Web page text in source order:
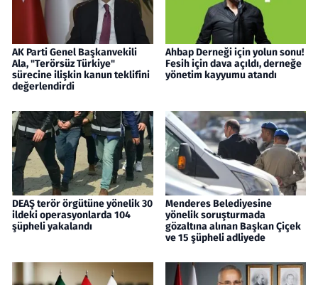
AK Parti Genel Başkanvekili
Ala, "Terörsüz Türkiye"
sürecine ilişkin kanun teklifini
değerlendirdi
Ahbap Derneği için yolun sonu!
Fesih için dava açıldı, derneğe
yönetim kayyumu atandı
DEAŞ terör örgütüne yönelik 30
ildeki operasyonlarda 104
şüpheli yakalandı
Menderes Belediyesine
yönelik soruşturmada
gözaltına alınan Başkan Çiçek
ve 15 şüpheli adliyede